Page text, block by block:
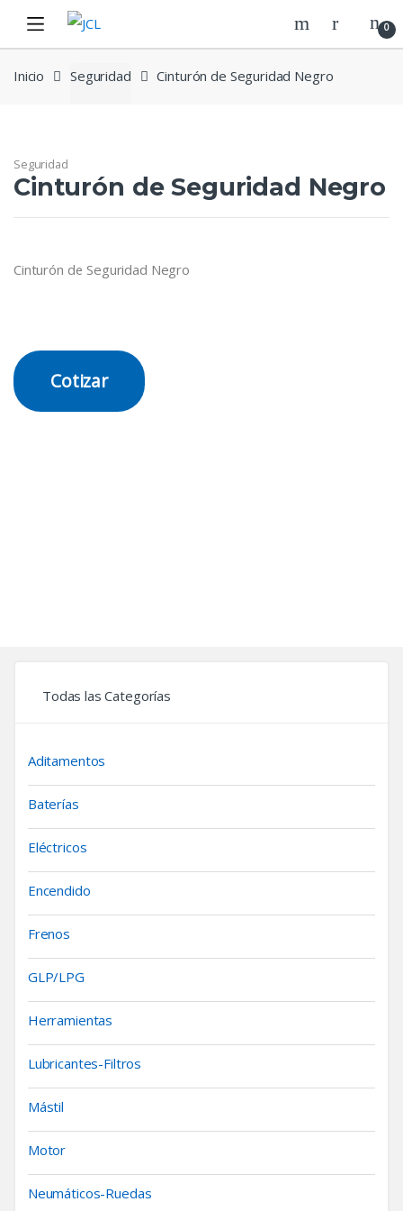
0
Inicio Seguridad Cinturón de Seguridad Negro
Seguridad
Cinturón de Seguridad Negro
Cinturón de Seguridad Negro
Cotizar
Todas las Categorías
Aditamentos
Baterías
Eléctricos
Encendido
Frenos
GLP/LPG
Herramientas
Lubricantes-Filtros
Mástil
Motor
Neumáticos-Ruedas